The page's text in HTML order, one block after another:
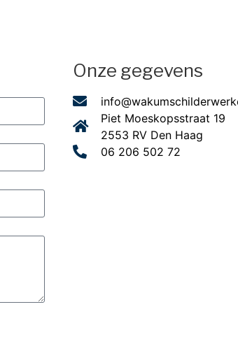
Onze gegevens
Piet Moeskopsstraat 19
2553 RV Den Haag
06 206 502 72